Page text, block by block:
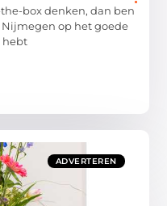
box denken, dan ben
Nijmegen op het goede
hebt
ADVERTEREN